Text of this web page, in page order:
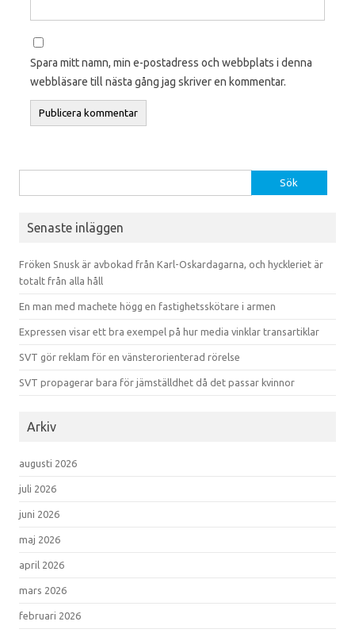
Spara mitt namn, min e-postadress och webbplats i denna
webbläsare till nästa gång jag skriver en kommentar.
Senaste inläggen
Fröken Snusk är avbokad från Karl-Oskardagarna, och hyckleriet är
totalt från alla håll
En man med machete högg en fastighetsskötare i armen
Expressen visar ett bra exempel på hur media vinklar transartiklar
SVT gör reklam för en vänsterorienterad rörelse
SVT propagerar bara för jämställdhet då det passar kvinnor
Arkiv
augusti 2026
juli 2026
juni 2026
maj 2026
april 2026
mars 2026
februari 2026